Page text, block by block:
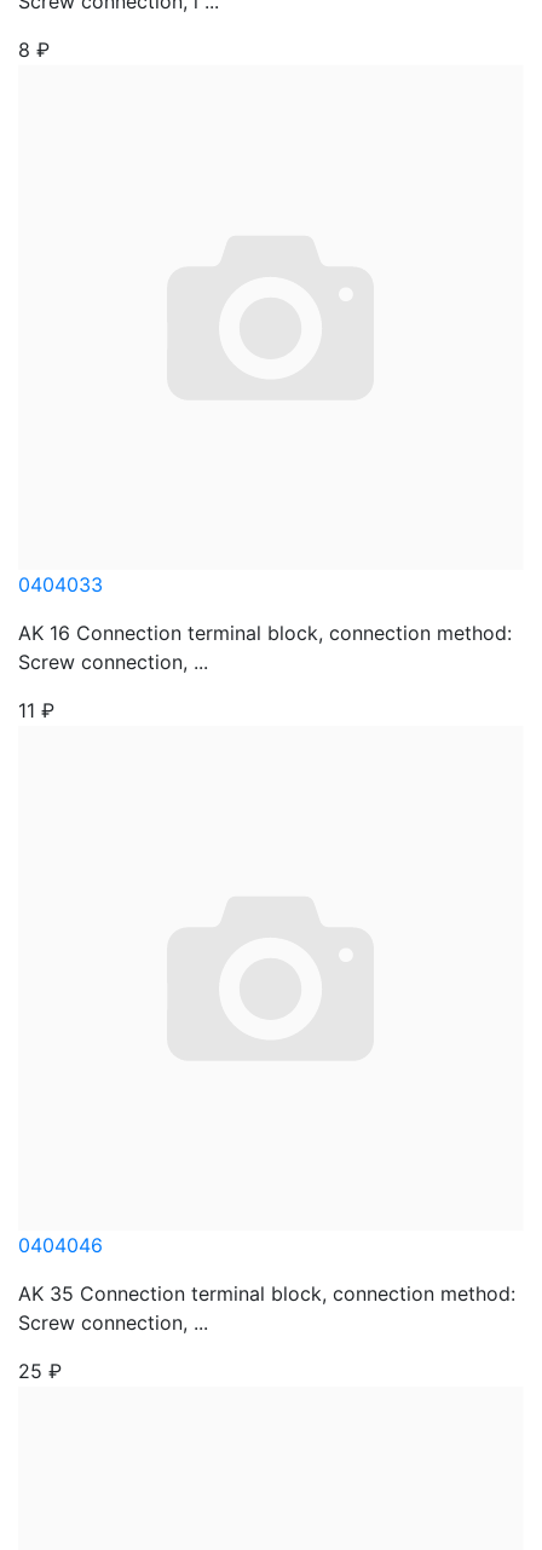
8 ₽
0404033
AK 16 Connection terminal block, connection method:
Screw connection, ...
11 ₽
0404046
AK 35 Connection terminal block, connection method:
Screw connection, ...
25 ₽